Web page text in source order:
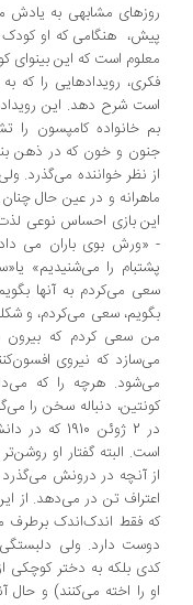
مشابهی به یادش می آید:
هنگامی که او کودک
است که این بینوای کودن
رویدادهایی را که به
شرح دهد. این رویدادها که
خانواده کامپسون را
و خون که در ذهن بنجی
نظر خواننده می‌گذرد. ولی
و در عین حال چنان
بازی احساس نوعی لذت
بوی باران می داد.
را می‌شنیدیم» یا«سعی
می‌کردم به آنها بگویم،
سعی می‌کردم، ‌و شکلهای
سعی کردم که بیرون
که نیروی افسون‌کننده
هرچه را که
دنباله سخن را می‌گیرد
در 2 ژوئن 1910 که در
البته گفتار او روشن‌تر و
آنچه در درونش می‌گذرد ننگ
تن در می‌دهد. از این رو
فقط اندک‌اندک برطرف می‌شود.
دارد. ولی دلبستگی
بلکه به دختر کوچکی از
را اخته می‌کنند) و حال آنکه